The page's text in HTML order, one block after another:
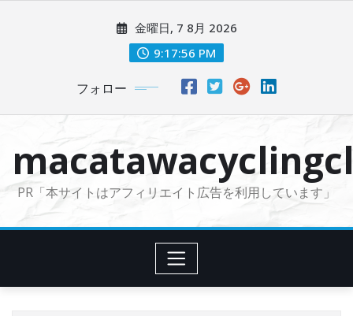
に
金曜日, 7 8月 2026
9:17:57 PM
フォロー
PR「本サイトはアフィリエイト広告を利用しています」